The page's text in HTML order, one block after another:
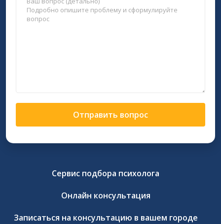
Отправить вопрос
Сервис подбора психолога
Онлайн консультация
Записаться на консультацию в вашем городе